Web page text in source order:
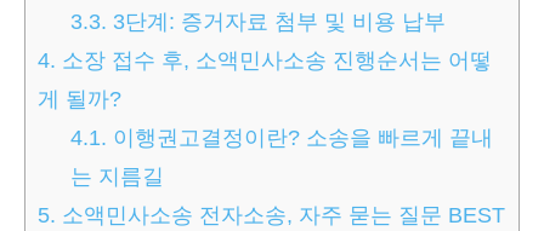
3.3. 3단계: 증거자료 첨부 및 비용 납부
4. 소장 접수 후, 소액민사소송 진행순서는 어떻
게 될까?
4.1. 이행권고결정이란? 소송을 빠르게 끝내
는 지름길
5. 소액민사소송 전자소송, 자주 묻는 질문 BEST